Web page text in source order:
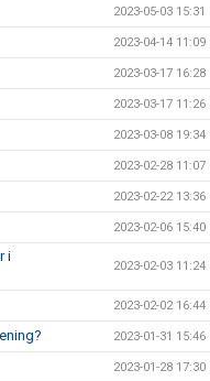
2023-05-03 15:31
2023-04-14 11:09
2023-03-17 16:28
2023-03-17 11:26
2023-03-08 19:34
2023-02-28 11:07
2023-02-22 13:36
2023-02-06 15:40
i
2023-02-03 11:24
2023-02-02 16:44
2023-01-31 15:46
2023-01-28 17:30